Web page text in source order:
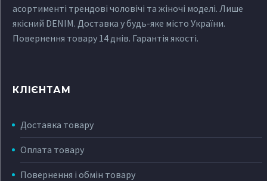
асортименті трендові чоловічі та жіночі моделі. Лише
якісний DENIM. Доставка у будь-яке місто України.
Повернення товару 14 днів. Гарантія якості.
КЛІЄНТАМ
Доставка товару
Оплата товару
Повернення і обмін товару